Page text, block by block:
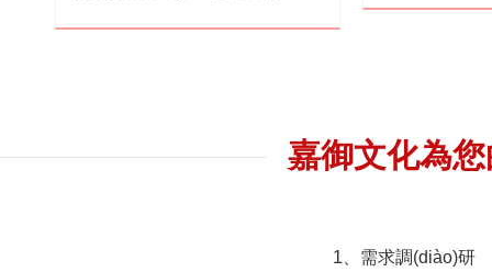
嘉御文化為
1、需求調(diào)研